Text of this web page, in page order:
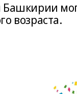
возраста.